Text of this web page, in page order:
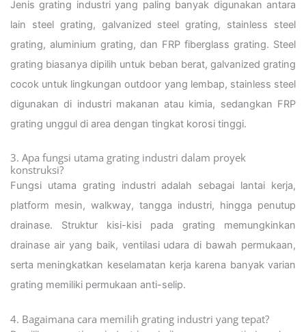
Jenis grating industri yang paling banyak digunakan antara
lain steel grating, galvanized steel grating, stainless steel
grating, aluminium grating, dan FRP fiberglass grating. Steel
grating biasanya dipilih untuk beban berat, galvanized grating
cocok untuk lingkungan outdoor yang lembap, stainless steel
digunakan di industri makanan atau kimia, sedangkan FRP
grating unggul di area dengan tingkat korosi tinggi.
3. Apa fungsi utama grating industri dalam proyek
konstruksi?
Fungsi utama grating industri adalah sebagai lantai kerja,
platform mesin, walkway, tangga industri, hingga penutup
drainase. Struktur kisi-kisi pada grating memungkinkan
drainase air yang baik, ventilasi udara di bawah permukaan,
serta meningkatkan keselamatan kerja karena banyak varian
grating memiliki permukaan anti-selip.
4. Bagaimana cara memilih grating industri yang tepat?